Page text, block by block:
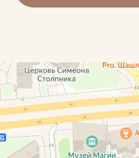
Профессорская авторская стоматология
Стоматологическая клиника в Москве
Детская стоматология в Москве